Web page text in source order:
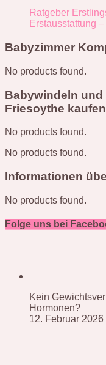
Ratgeber
Erstausstattung
Babyzimmer
No products found.
Babywindeln
Friesoythe kaufen
No products found.
No products found.
Informationen
No products found.
Folge uns bei
Kein
Hormonen?
12. Februar 2026